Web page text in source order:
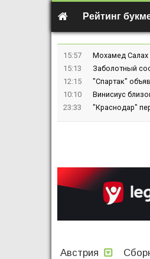
Рейтинг
15:57
Мохамед Салах
15:13
Заболотный
12:15
"Спартак"
10:10
Винисиус
23:33
"Краснодар"
Австрия